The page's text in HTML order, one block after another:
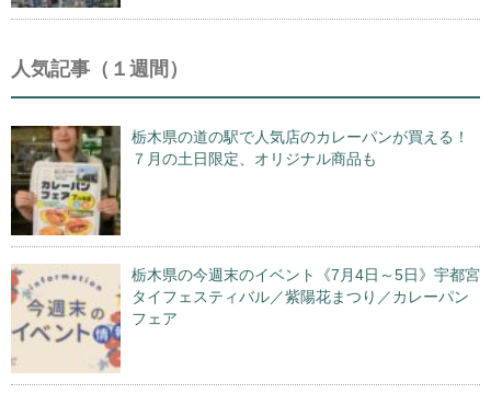
人気記事（１週間）
栃木県の道の駅で人気店のカレーパンが買える！
７月の土日限定、オリジナル商品も
栃木県の今週末のイベント《7月4日～5日》宇都宮
タイフェスティバル／紫陽花まつり／カレーパン
フェア